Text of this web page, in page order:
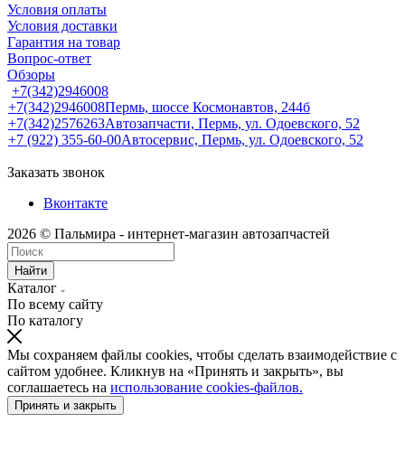
Условия оплаты
Условия доставки
Гарантия на товар
Вопрос-ответ
Обзоры
+7(342)2946008
+7(342)2946008Пермь, шоссе Космонавтов, 244б
+7(342)2576263Автозапчасти, Пермь, ул. Одоевского, 52
+7 (922) 355-60-00Автосервис, Пермь, ул. Одоевского, 52
Заказать звонок
Вконтакте
2026 © Пальмира - интернет-магазин автозапчастей
Найти
Каталог
По всему сайту
По каталогу
Мы сохраняем файлы cookies, чтобы сделать взаимодействие с
сайтом удобнее. Кликнув на «Принять и закрыть», вы
соглашаетесь на использование cookies-файлов.
Принять и закрыть